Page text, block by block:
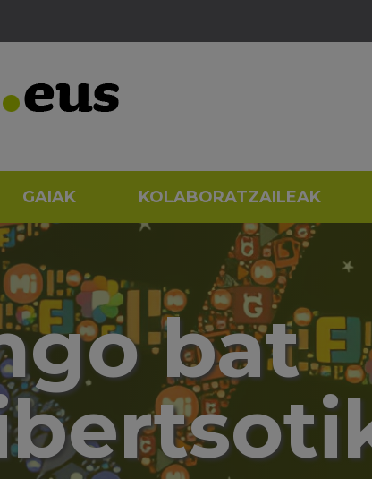
GAIAK KOLABORATZAILEAK
bat